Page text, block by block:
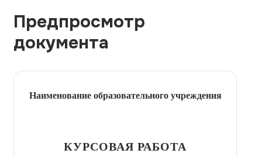
Предпросмотр
документа
Наименование образовательного учреждения
КУРСОВАЯ РАБОТА